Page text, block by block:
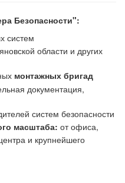
Безопасности":
систем
области и других
монтажных бригад
документация,
систем безопасности
масштаба: от офиса,
и крупнейшего